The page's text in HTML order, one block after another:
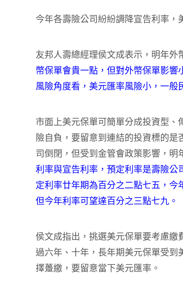
今年各壽險公司紛紛調降宣告利率，
友邦人壽總經理侯文成表示，明年外
幣保單會貴一點，但對外幣保單影
風險角度看，美元匯率風險小，一般
市面上美元保單可簡單分成投資型
險自負，要留意到連結的投資標的
司倒閉，但受到金管會政策影響，明
利率與宣告利率，預定利率是壽險公
定利率廿年期為百分之二點七五，今
但今年利率可望達百分之三點七九。
侯文成指出，挑選美元保單要考慮繳
過六年、十年，長年期美元保單受到
擇躉繳，要留意當下美元匯率。